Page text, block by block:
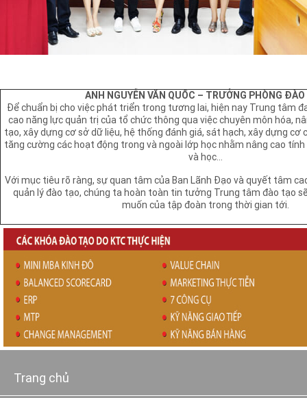
ANH NGUYỄN VĂN QUỐC – TRƯỞNG PHÒNG ĐÀO
Để chuẩn bị cho việc phát triển trong tương lai, hiện nay Trung tâm
cao năng lực quản trị của tổ chức thông qua việc chuyên môn hóa,
tạo, xây dựng cơ sở dữ liệu, hệ thống đánh giá, sát hạch, xây dựng cơ
tăng cường các hoạt động trong và ngoài lớp học nhằm nâng cao
và học…
Với mục tiêu rõ ràng, sự quan tâm của Ban Lãnh Đạo và quyết tâm
quản lý đào tạo, chúng ta hoàn toàn tin tưởng Trung tâm đào tạo
muốn của tập đoàn trong thời gian tới.
Trang chủ